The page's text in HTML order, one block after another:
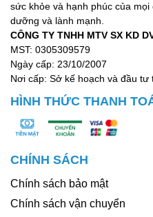
sức khỏe và hạnh phúc của
dưỡng và lành mạnh.
CÔNG TY TNHH MTV SX KD
MST: 0305309579
Ngày cấp: 23/10/2007
Nơi cấp: Sở kế hoạch và đầu tư
HÌNH THỨC THANH
CHÍNH SÁCH
Chính sách bảo mật
Chính sách vận chuyển